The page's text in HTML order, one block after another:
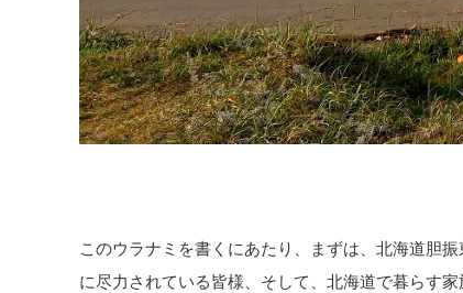
このウラナミを書くにあたり、まずは、北海道胆
に尽力されている皆様、そして、北海道で暮らす